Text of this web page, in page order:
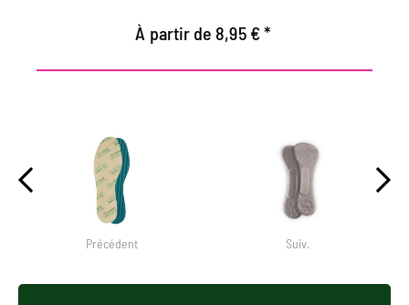
À partir de 8,95 € *
Précédent Suiv.